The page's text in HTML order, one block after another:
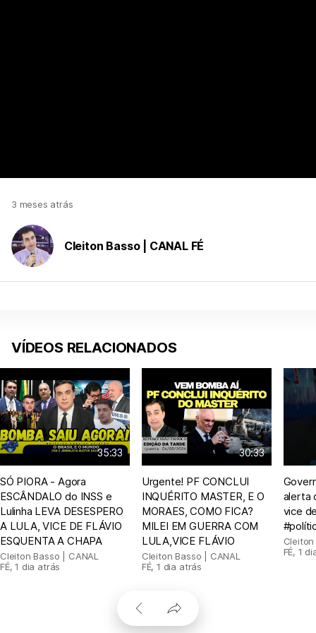
3 meses atrás
Cleiton Basso | CANAL FÉ
VÍDEOS RELACIONADOS
35:33
SÓ PIORA - Agora
ESCÂNDALO do INSS e
Lulinha LEVA DESESPERO
A LULA, VICE DE FLÁVIO
ESQUENTA A CHAPA
Cleiton Basso | CANAL
FÉ,1 dia atrás
30:33
Urgente! PF CONCLUI
INQUÉRITO MASTER, E O
MORAES, COMO FICA?
MILEI EM GUERRA COM
LULA,VICE FLÁVIO
Cleiton Basso | CANAL
FÉ,1 dia atrás
alerta
vice
FÉ, 1